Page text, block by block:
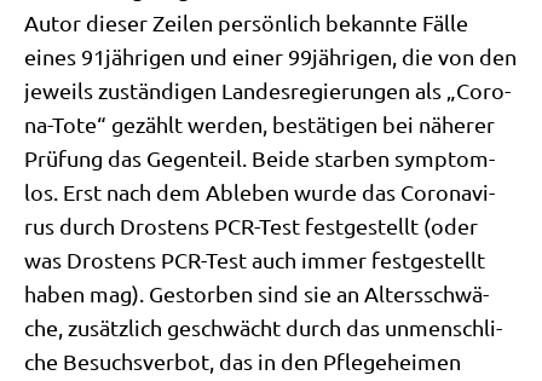
Autor die­ser Zei­len per­sön­lich bekann­te Fäl­le
eines 91jährigen und einer 99jährigen, die von den
jeweils zustän­di­gen Lan­des­re­gie­run­gen als „Coro­
na-Tote“ gezählt wer­den, bestä­ti­gen bei nähe­rer
Prü­fung das Gegen­teil. Bei­de star­ben sym­ptom­
los. Erst nach dem Able­ben wur­de das Coro­na­vi­
rus durch Dro­stens PCR-Test fest­ge­stellt (oder
was Dro­stens PCR-Test auch immer fest­ge­stellt
haben mag). Gestor­ben sind sie an Alters­schwä­
che, zusätz­lich geschwächt durch das unmensch­li­
che Besuchs­ver­bot, das in den Pfle­ge­hei­men